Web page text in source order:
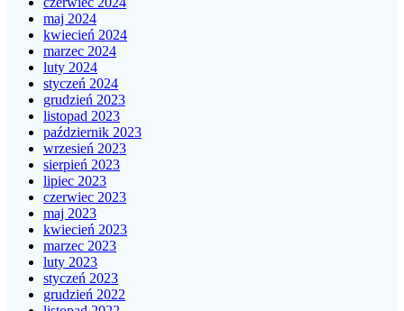
maj 2024
kwiecień 2024
marzec 2024
luty 2024
styczeń 2024
grudzień 2023
listopad 2023
październik 2023
wrzesień 2023
sierpień 2023
lipiec 2023
czerwiec 2023
maj 2023
kwiecień 2023
marzec 2023
luty 2023
styczeń 2023
grudzień 2022